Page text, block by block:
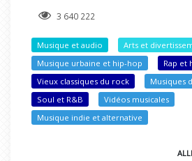
3 640 222
Musique et audio
Arts et
Musique urbaine et hip-hop
Rap et
Vieux classiques du rock
Musiques
Soul et R&B
Vidéos musicales
Musique indie et alternative